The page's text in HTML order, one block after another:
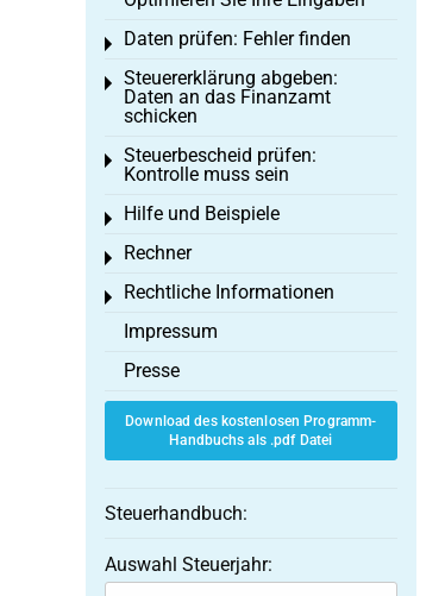
Daten prüfen: Fehler finden
Toggle menu
Steuererklärung abgeben:
Daten an das Finanzamt
schicken
Toggle menu
Steuerbescheid prüfen:
Kontrolle muss sein
Toggle menu
Hilfe und Beispiele
Toggle menu
Rechner
Toggle menu
Rechtliche Informationen
Toggle menu
Impressum
Presse
Download des kostenlosen Programm-
Handbuchs als .pdf Datei
Steuerhandbuch:
Auswahl Steuerjahr: